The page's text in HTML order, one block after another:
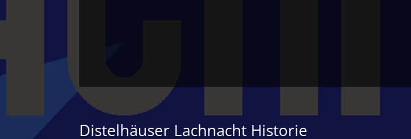
Distelhäuser Lachnacht Historie